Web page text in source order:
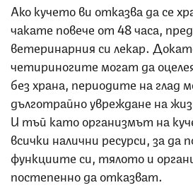
Ако кучето ви отказва да се
чакате повече от 48 часа,
ветеринарния си лекар.
четириногите могат да
без храна, периодите на глад
дълготрайно увреждане на
И тъй като организмът на
всички налични ресурси, за да
функциите си, тялото и
постепенно да отказват.